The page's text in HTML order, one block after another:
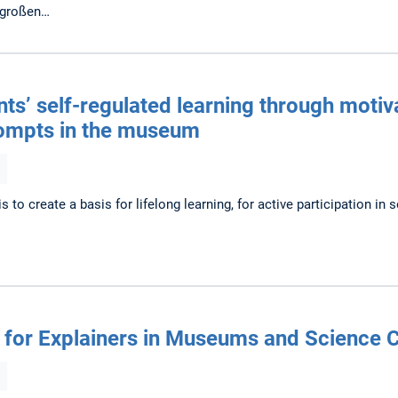
self-regulated learning through
in the museum
to create a basis for lifelong learning, for active participation in
Explainers in Museums and Science